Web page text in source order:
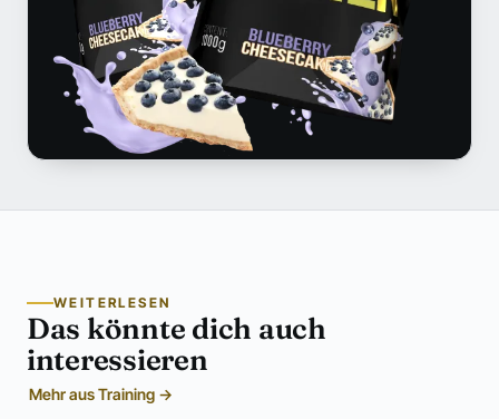
WEITERLESEN
Das könnte dich auch
interessieren
Mehr aus Training →